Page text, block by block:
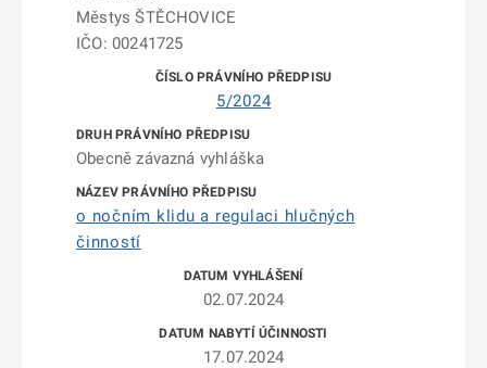
Městys ŠTĚCHOVICE
IČO: 00241725
5/2024
Obecně závazná vyhláška
o nočním klidu a regulaci hlučných
činností
02.07.2024
17.07.2024